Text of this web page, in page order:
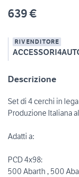
639 €
RIVENDITORE
Descrizione
Set di 4 cerchi in
Produzione Italiana
Adatti a:
PCD 4x98:
500 Abarth , 500